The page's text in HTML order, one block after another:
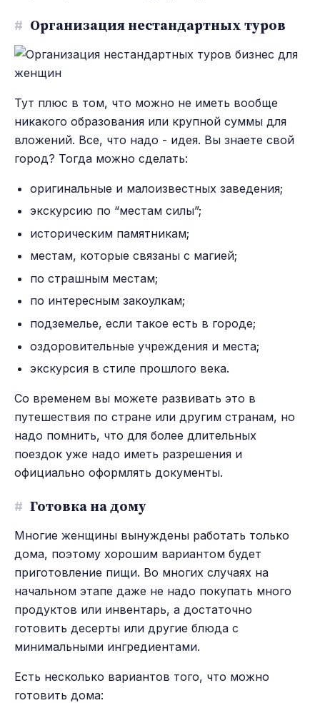
# Организация нестандартных туров
Тут плюс в том, что можно не иметь вообще
никакого образования или крупной суммы для
вложений. Все, что надо - идея. Вы знаете свой
город? Тогда можно сделать:
оригинальные и малоизвестных заведения;
экскурсию по “местам силы”;
историческим памятникам;
местам, которые связаны с магией;
по страшным местам;
по интересным закоулкам;
подземелье, если такое есть в городе;
оздоровительные учреждения и места;
экскурсия в стиле прошлого века.
Со временем вы можете развивать это в
путешествия по стране или другим странам, но
надо помнить, что для более длительных
поездок уже надо иметь разрешения и
официально оформлять документы.
# Готовка на дому
Многие женщины вынуждены работать только
дома, поэтому хорошим вариантом будет
приготовление пищи. Во многих случаях на
начальном этапе даже не надо покупать много
продуктов или инвентарь, а достаточно
готовить десерты или другие блюда с
минимальными ингредиентами.
Есть несколько вариантов того, что можно
готовить дома: